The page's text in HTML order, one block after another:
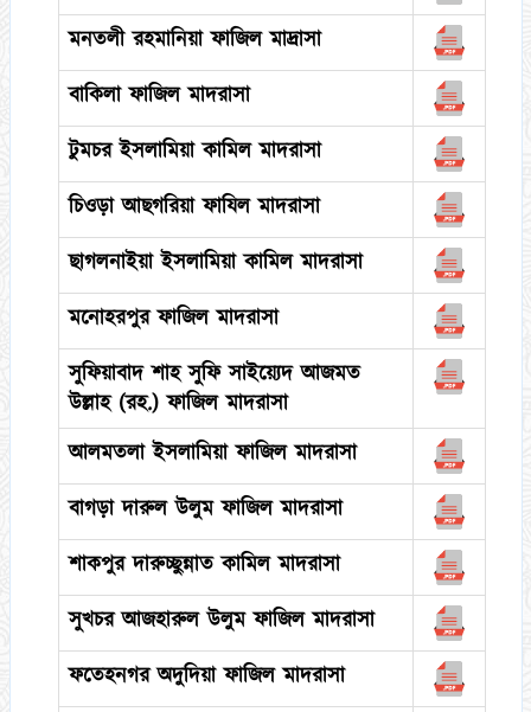
মনতলী রহমানিয়া ফাজিল মাদ্রাসা
বাকিলা ফাজিল মাদরাসা
টুমচর ইসলামিয়া কামিল মাদরাসা
চিওড়া আছগরিয়া ফাযিল মাদরাসা
ছাগলনাইয়া ইসলামিয়া কামিল মাদরাসা
মনোহরপুর ফাজিল মাদরাসা
সুফিয়াবাদ শাহ সুফি সাইয়্যেদ আজমত
উল্লাহ (রহ.) ফাজিল মাদরাসা
আলমতলা ইসলামিয়া ফাজিল মাদরাসা
বাগড়া দারুল উলুম ফাজিল মাদরাসা
শাকপুর দারুচ্ছুন্নাত কামিল মাদরাসা
সুখচর আজহারুল উলুম ফাজিল মাদরাসা
ফতেহনগর অদুদিয়া ফাজিল মাদরাসা